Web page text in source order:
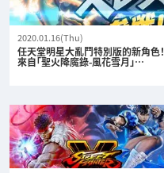
2020.01.16(Thu)
任天堂明星大亂鬥特別版的新角色！
來自「聖火降魔錄-風花雪月」…